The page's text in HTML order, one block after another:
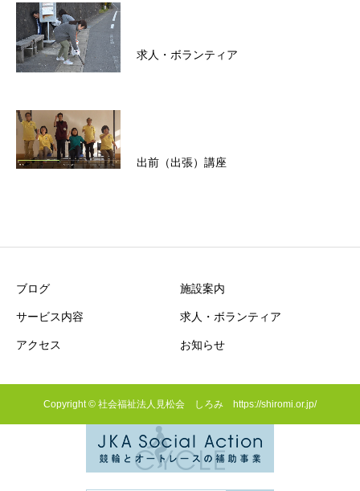
求人・ボランティア
出前（出張）講座
ブログ 施設案内
サービス内容 求人・ボランティア
アクセス お知らせ
Copyright © 社会福祉法人見松会 しろみ https://shiromi.or.jp/